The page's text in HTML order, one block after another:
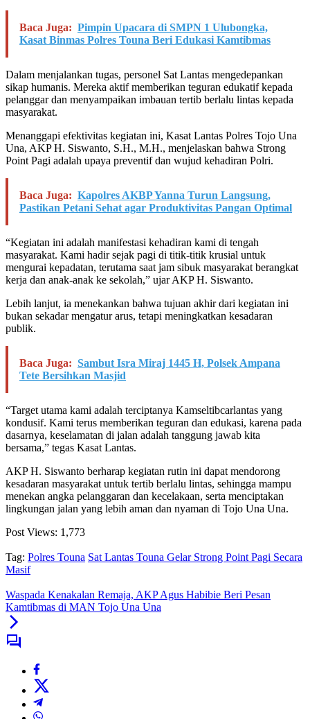
Baca Juga: Pimpin Upacara di SMPN 1 Ulubongka,
Kasat Binmas Polres Touna Beri Edukasi Kamtibmas
Dalam menjalankan tugas, personel Sat Lantas mengedepankan
sikap humanis. Mereka aktif memberikan teguran edukatif kepada
pelanggar dan menyampaikan imbauan tertib berlalu lintas kepada
masyarakat.
Menanggapi efektivitas kegiatan ini, Kasat Lantas Polres Tojo Una
Una, AKP H. Siswanto, S.H., M.H., menjelaskan bahwa Strong
Point Pagi adalah upaya preventif dan wujud kehadiran Polri.
Baca Juga: Kapolres AKBP Yanna Turun Langsung,
Pastikan Petani Sehat agar Produktivitas Pangan Optimal
“Kegiatan ini adalah manifestasi kehadiran kami di tengah
masyarakat. Kami hadir sejak pagi di titik-titik krusial untuk
mengurai kepadatan, terutama saat jam sibuk masyarakat berangkat
kerja dan anak-anak ke sekolah,” ujar AKP H. Siswanto.
Lebih lanjut, ia menekankan bahwa tujuan akhir dari kegiatan ini
bukan sekadar mengatur arus, tetapi meningkatkan kesadaran
publik.
Baca Juga: Sambut Isra Miraj 1445 H, Polsek Ampana
Tete Bersihkan Masjid
“Target utama kami adalah terciptanya Kamseltibcarlantas yang
kondusif. Kami terus memberikan teguran dan edukasi, karena pada
dasarnya, keselamatan di jalan adalah tanggung jawab kita
bersama,” tegas Kasat Lantas.
AKP H. Siswanto berharap kegiatan rutin ini dapat mendorong
kesadaran masyarakat untuk tertib berlalu lintas, sehingga mampu
menekan angka pelanggaran dan kecelakaan, serta menciptakan
lingkungan jalan yang lebih aman dan nyaman di Tojo Una Una.
Post Views: 1,773
Tag: Polres Touna Sat Lantas Touna Gelar Strong Point Pagi Secara
Masif
Waspada Kenakalan Remaja, AKP Agus Habibie Beri Pesan
Kamtibmas di MAN Tojo Una Una